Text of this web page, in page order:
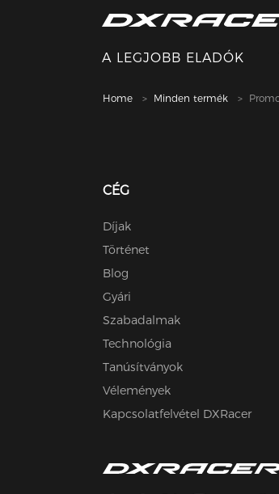
A LEGJOBB ELADÓK
Home Minden termék
CÉG
Díjak
Történet
Blog
Gyári
Szabadalmak
Technológia
Tanúsítványok
Vélemények
Kapcsolatfelvétel DXRacer